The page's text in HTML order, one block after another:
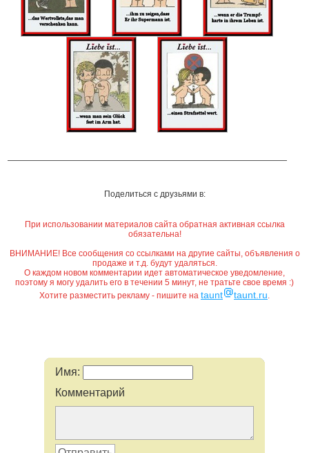
Поделиться с друзьями в:
При использовании материалов сайта обратная активная ссылка
обязательна!
ВНИМАНИЕ! Все сообщения со ссылками на другие сайты, объявления о
продаже и т.д. будут удаляться.
О каждом новом комментарии идет автоматическое уведомление,
поэтому я могу удалить его в течении 5 минут, не тратьте свое время :)
Хотите разместить рекламу - пишите на taunt taunt.ru.
Имя:
Комментарий